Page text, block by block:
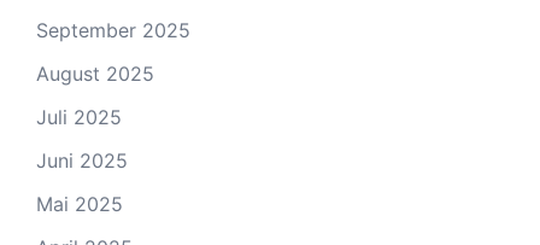
September 2025
August 2025
Juli 2025
Juni 2025
Mai 2025